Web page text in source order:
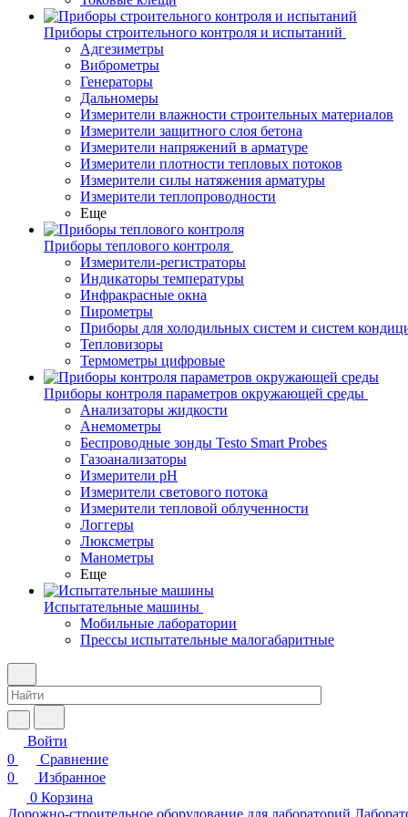
Приборы строительного контроля и испытаний
Адгезиметры
Виброметры
Генераторы
Дальномеры
Измерители влажности строительных материалов
Измерители защитного слоя бетона
Измерители напряжений в арматуре
Измерители плотности тепловых потоков
Измерители силы натяжения арматуры
Измерители теплопроводности
Еще
Приборы теплового контроля
Измерители-регистраторы
Индикаторы температуры
Инфракрасные окна
Пирометры
Приборы для холодильных систем и систем
Тепловизоры
Термометры цифровые
Приборы контроля параметров окружающей среды
Анализаторы жидкости
Анемометры
Беспроводные зонды Testo Smart Probes
Газоанализаторы
Измерители pH
Измерители светового потока
Измерители тепловой облученности
Логгеры
Люксметры
Манометры
Еще
Испытательные машины
Мобильные лаборатории
Прессы испытательные малогабаритные
Войти
0
Сравнение
0
Избранное
0 Корзина
Дорожно-строительное оборудование для лабораторий